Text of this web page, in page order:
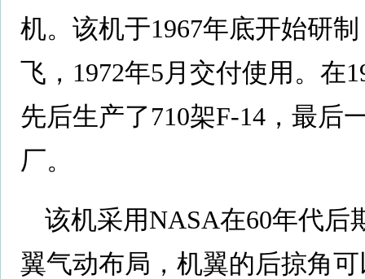
机。该机于1967年底开始研
飞，1972年5月交付使用。在
先后生产了710架F-14，最后
厂。
该机采用NASA在60年代后
翼气动布局，机翼的后掠角可